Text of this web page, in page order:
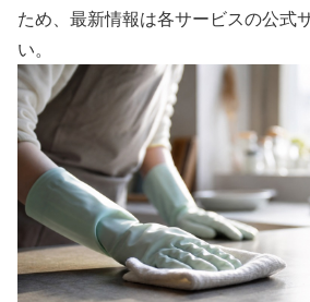
ため、最新情報は各サービスの公式
い。